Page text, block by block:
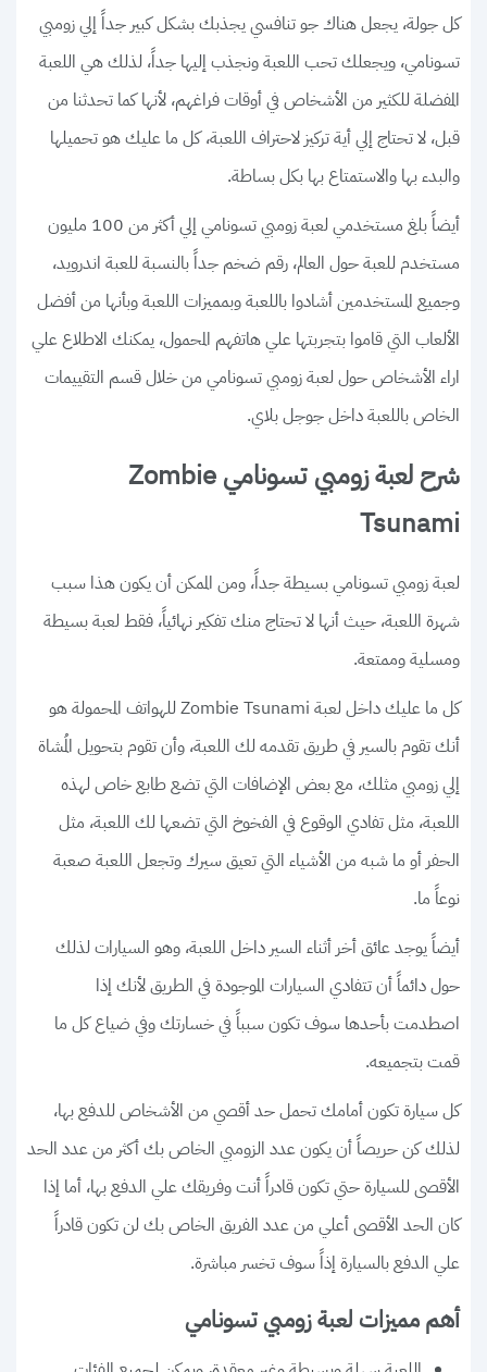
كل جولة، يجعل هناك جو تنافسي يجذبك بشكل كبير جداً إلي زومبي
تسونامي، ويجعلك تحب اللعبة ونجذب إليها جداً، لذلك هي اللعبة
المفضلة للكثير من الأشخاص في أوقات فراغهم، لأنها كما تحدثنا من
قبل، لا تحتاج إلي أية تركيز لاحتراف اللعبة، كل ما عليك هو تحميلها
والبدء بها والاستمتاع بها بكل بساطة.
أيضاً بلغ مستخدمي لعبة زومبي تسونامي إلي أكثر من 100 مليون
مستخدم للعبة حول العالم، رقم ضخم جداً بالنسبة للعبة اندرويد،
وجميع المستخدمين أشادوا باللعبة وبمميزات اللعبة وبأنها من أفضل
الألعاب التي قاموا بتجربتها علي هاتفهم المحمول، يمكنك الاطلاع علي
اراء الأشخاص حول لعبة زومبي تسونامي من خلال قسم التقييمات
الخاص باللعبة داخل جوجل بلاي.
شرح لعبة زومبي تسونامي Zombie
Tsunami
لعبة زومبي تسونامي بسيطة جداً، ومن الممكن أن يكون هذا سبب
شهرة اللعبة، حيث أنها لا تحتاج منك تفكير نهائياً، فقط لعبة بسيطة
ومسلية وممتعة.
كل ما عليك داخل لعبة Zombie Tsunami للهواتف المحمولة هو
أنك تقوم بالسير في طريق تقدمه لك اللعبة، وأن تقوم بتحويل المُشاة
إلي زومبي مثلك، مع بعض الإضافات التي تضع طابع خاص لهذه
اللعبة، مثل تفادي الوقوع في الفخوخ التي تضعها لك اللعبة، مثل
الحفر أو ما شبه من الأشياء التي تعيق سيرك وتجعل اللعبة صعبة
نوعاً ما.
أيضاً يوجد عائق أخر أثناء السير داخل اللعبة، وهو السيارات لذلك
حول دائماً أن تتفادي السيارات الموجودة في الطريق لأنك إذا
اصطدمت بأحدها سوف تكون سبباً في خسارتك وفي ضياع كل ما
قمت بتجميعه.
كل سيارة تكون أمامك تحمل حد أقصي من الأشخاص للدفع بها،
لذلك كن حريصاً أن يكون عدد الزومبي الخاص بك أكثر من عدد الحد
الأقصى للسيارة حتي تكون قادراً أنت وفريقك علي الدفع بها، أما إذا
كان الحد الأقصى أعلي من عدد الفريق الخاص بك لن تكون قادراً
علي الدفع بالسيارة إذاً سوف تخسر مباشرة.
أهم مميزات لعبة زومبي تسونامي